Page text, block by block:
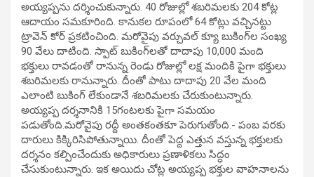
అయ్యప్పను దర్శించుకున్నారు. 40 రోజుల్లో శబరిమలకు 204 కోట్ల
ఆదాయం సమకూరింది. కానుకల రూపంలో 64 కోట్లు వచ్చినట్టు
ట్రావెన్‌ కోర్‌ ప్రకటించింది. మరోవైపు వర్చువల్ క్యూ బుకింగ్‌ల సంఖ్య
90 వేలు దాటింది. స్పాట్ బుకింగ్‌లతో దాదాపు 10,000 మంది
భక్తులు రావడంతో రానున్న రెండు రోజుల్లో లక్ష మందికి పైగా భక్తులు
శబరిమలకు రానున్నారు. దీంతో పాటు దాదాపు 20 వేల మంది
ఎలాంటి బుకింగ్ లేకుండానే శబరిమలకు చేరుకుంటున్నారు.
అయ్యప్ప దర్శనానికి 15గంటలకు పైగా సమయం
పడుతోంది.మరోవైపు రద్దీ అంతకంతకూ పెరుగుతోంది.- పంబ వరకు
దారులు కిక్కిరిసిపోతున్నాయి. దీంతో పెద్ద ఎత్తున వస్తున్న భక్తులకు
దర్శనం కల్పించేందుకు అధికారులు ప్రణాళికలు సిద్ధం
చేసుకుంటున్నారు. ఇక అయిదు చోట్ల అయ్యప్ప భక్తుల వాహనాలను